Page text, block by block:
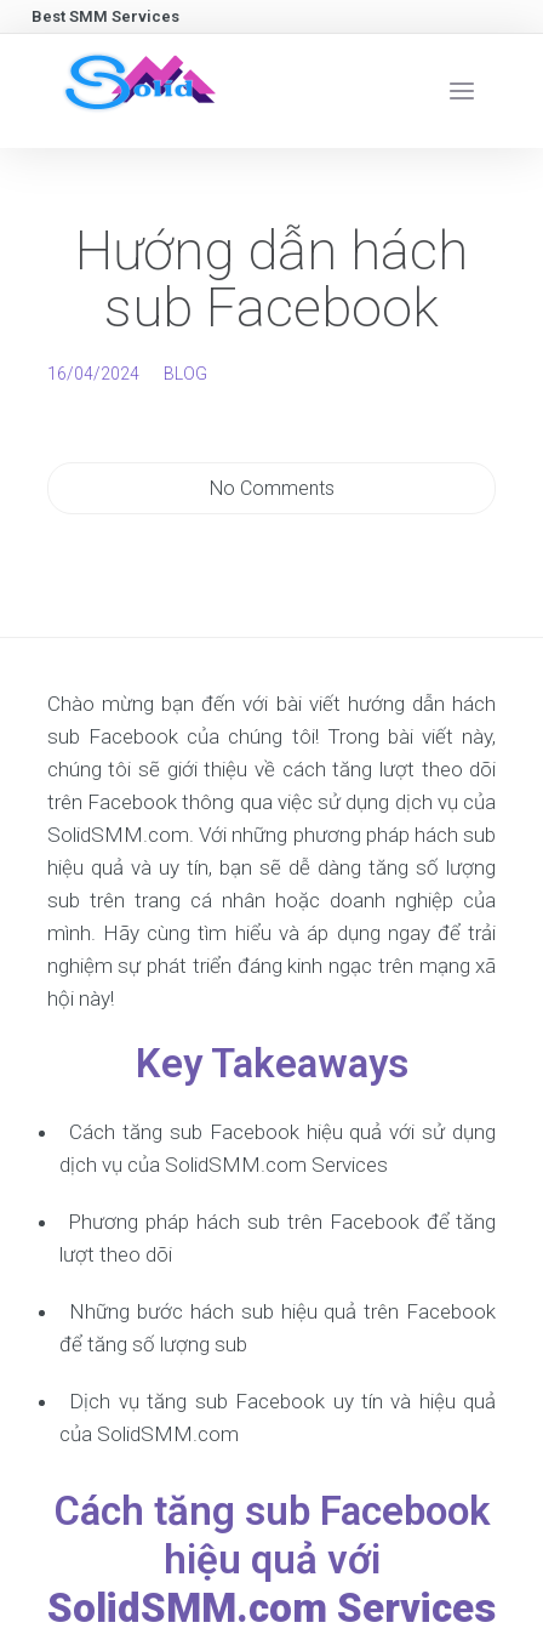
Best SMM Services
Hướng dẫn hách
sub Facebook
16/04/2024 BLOG
No Comments
Chào mừng bạn đến với bài viết hướng dẫn hách
sub Facebook của chúng tôi! Trong bài viết này,
chúng tôi sẽ giới thiệu về cách tăng lượt theo dõi
trên Facebook thông qua việc sử dụng dịch vụ của
SolidSMM.com. Với những phương pháp hách sub
hiệu quả và uy tín, bạn sẽ dễ dàng tăng số lượng
sub trên trang cá nhân hoặc doanh nghiệp của
mình. Hãy cùng tìm hiểu và áp dụng ngay để trải
nghiệm sự phát triển đáng kinh ngạc trên mạng xã
hội này!
Key Takeaways
Cách tăng sub Facebook hiệu quả với sử dụng
dịch vụ của SolidSMM.com Services
Phương pháp hách sub trên Facebook để tăng
lượt theo dõi
Những bước hách sub hiệu quả trên Facebook
để tăng số lượng sub
Dịch vụ tăng sub Facebook uy tín và hiệu quả
của SolidSMM.com
Cách tăng sub Facebook
hiệu quả với
SolidSMM.com Services